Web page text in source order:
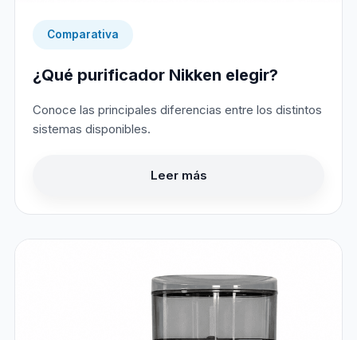
Comparativa
¿Qué purificador Nikken elegir?
Conoce las principales diferencias entre los distintos
sistemas disponibles.
Leer más